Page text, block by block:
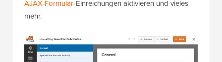
AJAX-Formular-Einreichungen aktivieren und vieles
mehr.